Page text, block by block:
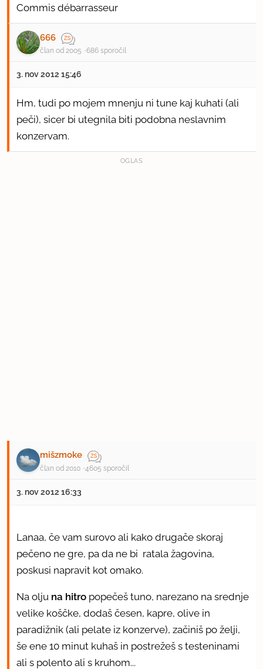
Commis débarrasseur
666
član od 2005 686 sporočil
3. nov 2012 15:46
Hm, tudi po mojem mnenju ni tune kaj kuhati (ali
peči), sicer bi utegnila biti podobna neslavnim
konzervam.
OGLAS
mišzmoke
član od 2010 4605 sporočil
3. nov 2012 16:33
Lanaa, če vam surovo ali kako drugače skoraj
pečeno ne gre, pa da ne bi ratala žagovina,
poskusi napravit kot omako.
Na olju na hitro popečeš tuno, narezano na srednje
velike koščke, dodaš česen, kapre, olive in
paradižnik (ali pelate iz konzerve), začiniš po želji,
še ene 10 minut kuhaš in postrežeš s testeninami
ali s polento ali s kruhom...